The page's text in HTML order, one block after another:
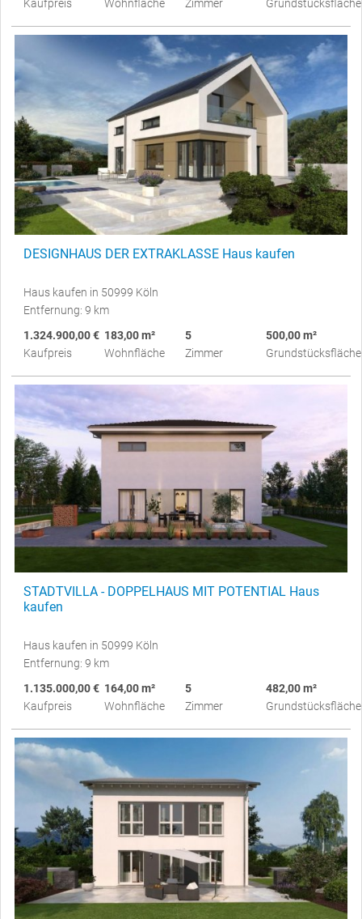
Kaufpreis
Wohnfläche
Zimmer
Grundstücksfläche
DESIGNHAUS DER EXTRAKLASSE Haus kaufen
Haus kaufen in 50999 Köln
Entfernung: 9 km
1.324.900,00 €
Kaufpreis
183,00 m²
Wohnfläche
5
Zimmer
500,00 m²
Grundstücksfläche
STADTVILLA - DOPPELHAUS MIT POTENTIAL Haus
kaufen
Haus kaufen in 50999 Köln
Entfernung: 9 km
1.135.000,00 €
Kaufpreis
164,00 m²
Wohnfläche
5
Zimmer
482,00 m²
Grundstücksfläche